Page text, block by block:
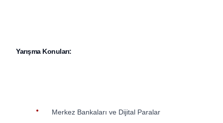
Yarışma Konuları:
Merkez Bankaları ve Dijital Paralar